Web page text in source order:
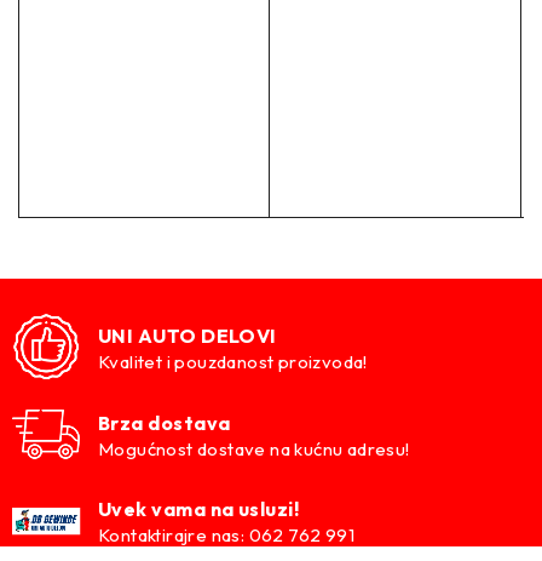
/
Maksimalna težina zadnje osovine:
–
Sportske Opruge ST
ST vešanja sa ponosom mogu da se pohvale jednom od
najvećih primena sportskih opruga sa preko 1000 trenutno
UNI AUTO DELOVI
Kvalitet i pouzdanost proizvoda!
Brza dostava
Mogućnost dostave na kućnu adresu!
Uvek vama na usluzi!
Kontaktirajre nas: 062 762 991